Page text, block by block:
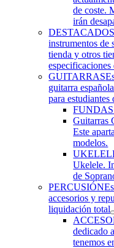
de coste.
irán
instrumentos de
tienda y otros
GUITARRAS
guitarra
para estudiantes
Guitarras
Este
modelos.
Ukelele.
de
PERCUSIÓN
accesorios y
liquidación total
dedicado
tenemos